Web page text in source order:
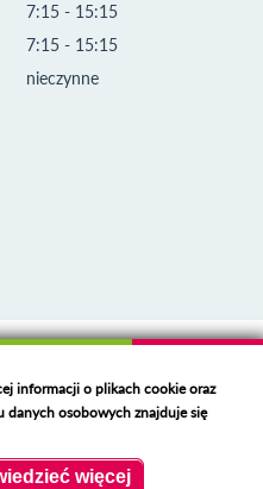
7:15 - 15:15
7:15 - 15:15
nieczynne
Lubelskim
się w nowym oknie
informacji o plikach cookie oraz
danych osobowych znajduje się
więcej